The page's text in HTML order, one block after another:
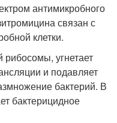
антимикробного
связан с
клетки.
угнетает
и подавляет
бактерий. В
бактерицидное